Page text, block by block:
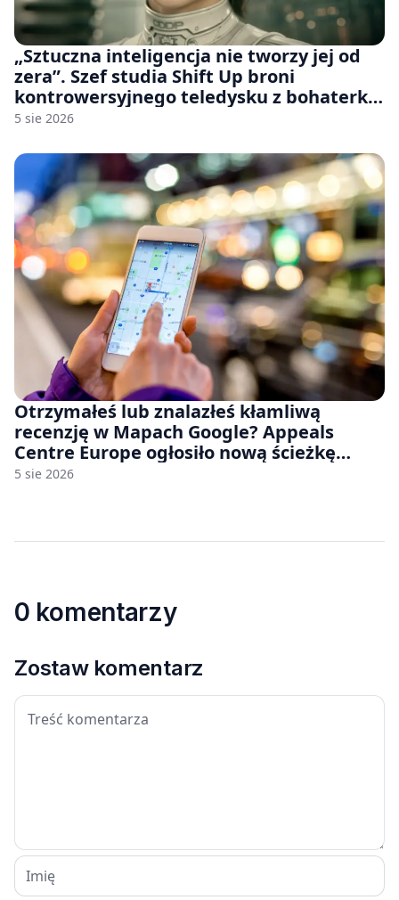
„Sztuczna inteligencja nie tworzy jej od
zera”. Szef studia Shift Up broni
kontrowersyjnego teledysku z bohaterką
Stellar Blade: Blood Rain
5 sie 2026
Otrzymałeś lub znalazłeś kłamliwą
recenzję w Mapach Google? Appeals
Centre Europe ogłosiło nową ścieżkę
odwoławczą dla firm i konsumentów
5 sie 2026
0 komentarzy
Zostaw komentarz